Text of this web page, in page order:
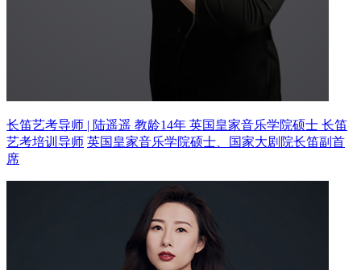
长笛艺考导师 | 陆遥遥 教龄14年 英国皇家音乐学院硕士 长笛
艺考培训导师 英国皇家音乐学院硕士、国家大剧院长笛副首
席